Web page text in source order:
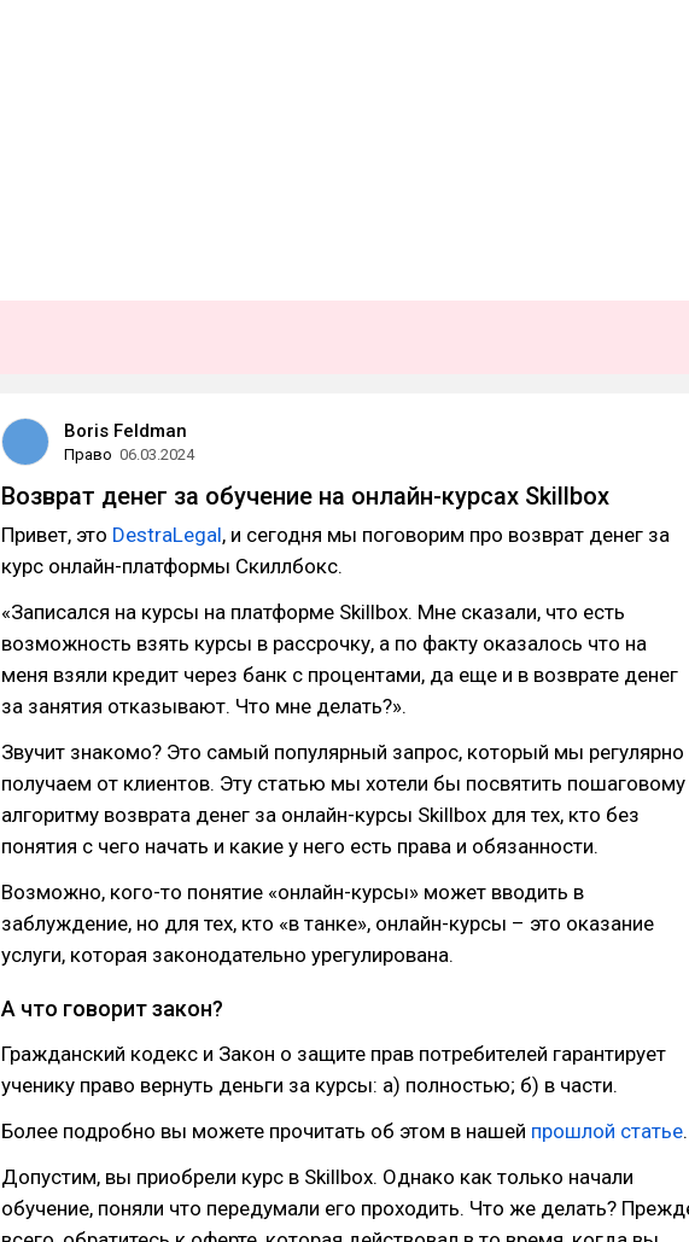
Boris Feldman
Право 06.03.2024
Возврат денег за обучение на онлайн-курсах Skillbox
Привет, это DestraLegal, и сегодня мы поговорим про возврат денег за
курс онлайн-платформы Скиллбокс.
«Записался на курсы на платформе Skillbox. Мне сказали, что есть
возможность взять курсы в рассрочку, а по факту оказалось что на
меня взяли кредит через банк с процентами, да еще и в возврате денег
за занятия отказывают. Что мне делать?».
Звучит знакомо? Это самый популярный запрос, который мы регулярно
получаем от клиентов. Эту статью мы хотели бы посвятить пошаговому
алгоритму возврата денег за онлайн-курсы Skillbox для тех, кто без
понятия с чего начать и какие у него есть права и обязанности.
Возможно, кого-то понятие «онлайн-курсы» может вводить в
заблуждение, но для тех, кто «в танке», онлайн-курсы – это оказание
услуги, которая законодательно урегулирована.
А что говорит закон?
Гражданский кодекс и Закон о защите прав потребителей гарантирует
ученику право вернуть деньги за курсы: а) полностью; б) в части.
Более подробно вы можете прочитать об этом в нашей прошлой статье.
Допустим, вы приобрели курс в Skillbox. Однако как только начали
обучение, поняли что передумали его проходить. Что же делать?